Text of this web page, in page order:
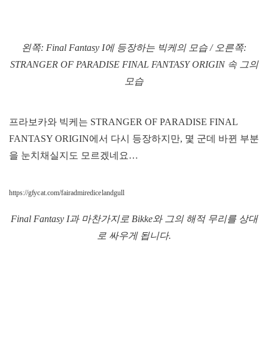
왼쪽: Final Fantasy I에 등장하는 빅케의 모습 / 오른쪽:
STRANGER OF PARADISE FINAL FANTASY ORIGIN 속 그의
모습
프라보카와 빅케는 STRANGER OF PARADISE FINAL
FANTASY ORIGIN에서 다시 등장하지만, 몇 군데 바뀐 부분
을 눈치채실지도 모르겠네요…
https://gfycat.com/fairadmiredicelandgull
Final Fantasy I과 마찬가지로 Bikke와 그의 해적 무리를 상대
로 싸우게 됩니다.